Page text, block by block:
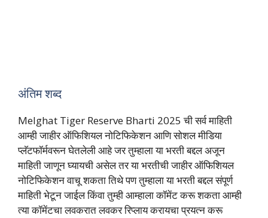
अंतिम शब्द
Melghat Tiger Reserve Bharti 2025 ची सर्व माहिती
आम्ही जाहीर ऑफिशियल नोटिफिकेशन आणि सोशल मीडिया
प्लॅटफॉर्मवरून घेतलेली आहे जर तुम्हाला या भरती बद्दल अजून
माहिती जाणून घ्यायची असेल तर या भरतीची जाहीर ऑफिशियल
नोटिफिकेशन वाचू शकता तिथे पण तुम्हाला या भरती बद्दल संपूर्ण
माहिती भेटून जाईल किंवा तुम्ही आम्हाला कॉमेंट करू शकता आम्ही
त्या कॉमेंटचा लवकरात लवकर रिप्लाय करायचा प्रयत्न करू